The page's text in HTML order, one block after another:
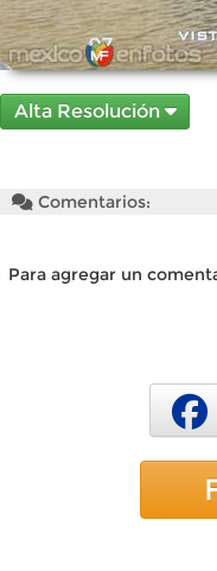
Alta Resolución
Comentarios:
Para agregar un